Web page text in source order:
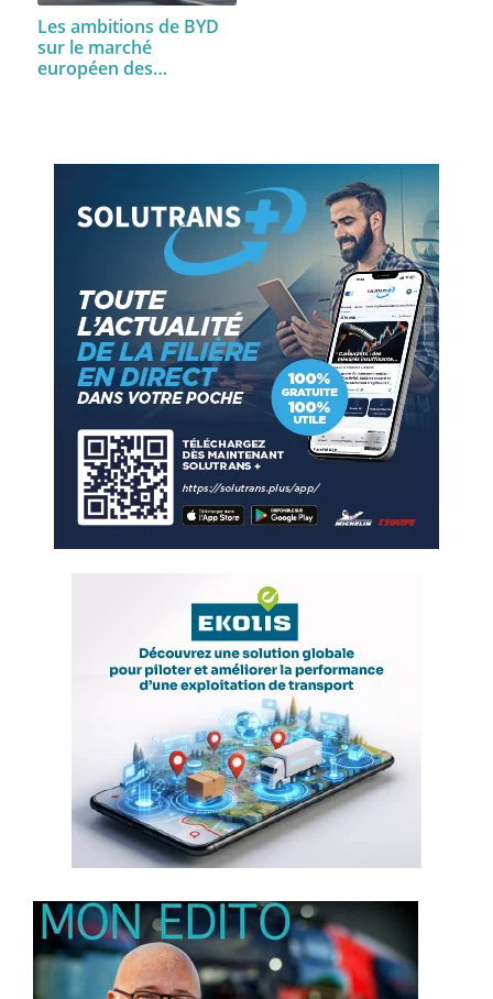
Les ambitions de BYD
sur le marché
européen des…